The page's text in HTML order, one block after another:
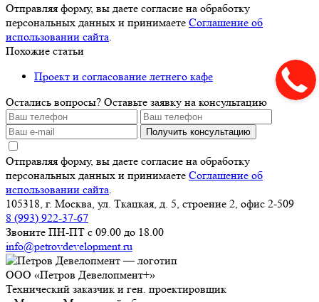
Отправляя форму, вы даете согласие на обработку
персональных данных и принимаете Соглашение об
использовании сайта.
Похожие статьи
Проект и согласование летнего кафе
Остались вопросы? Оставьте заявку на консультацию
Получить консультацию
Отправляя форму, вы даете согласие на обработку
персональных данных и принимаете Соглашение об
использовании сайта.
105318, г. Москва, ул. Ткацкая, д. 5, строение 2, офис 2-509
8 (993) 922-37-67
Звоните ПН-ПТ с 09.00 до 18.00
info@petrovdevelopment.ru
ООО «Петров Девелопмент+»
Технический заказчик и ген. проектировщик